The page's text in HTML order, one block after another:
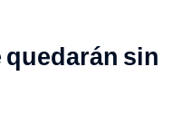
quedarán sin